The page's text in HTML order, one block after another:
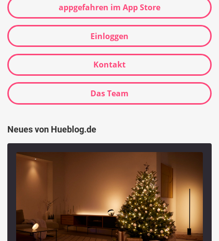
appgefahren im App Store
Einloggen
Kontakt
Das Team
Neues von Hueblog.de